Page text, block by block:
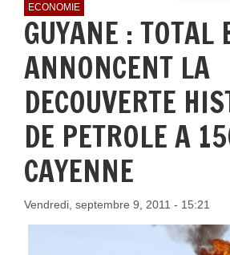
ECONOMIE
GUYANE : TOTAL
ANNONCENT LA
DECOUVERTE
DE PETROLE A
CAYENNE
Vendredi, septembre 9, 2011 - 15:21